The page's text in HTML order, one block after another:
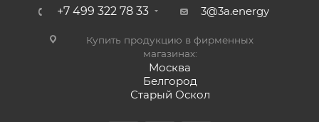
+7 499 322 78 33 3@3a.energy
Купить продукцию в фирменных
магазинах:
Москва
Белгород
Старый Оскол